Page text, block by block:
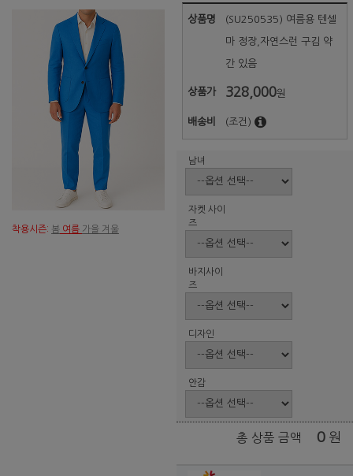
착용시즌: 봄 여름 가을 겨울
상품명 (SU250535) 여름용 텐셀
마 정장,자연스런 구김 약
간 있음
상품가 328,000원
배송비 (조건)
남녀
자켓 사이
즈
바지사이
즈
디자인
안감
총 상품 금액 0 원